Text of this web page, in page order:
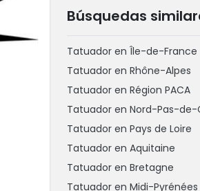
Búsquedas
Tatuador en Île-de-France
Tatuador en Rhône-Alpes
Tatuador en Région PACA
Tatuador en Nord-Pas-de-
Tatuador en Pays de Loire
Tatuador en Aquitaine
Tatuador en Bretagne
Tatuador en Midi-Pyrénées